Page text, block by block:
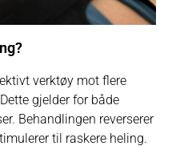
verktøy mot flere
gjelder for både
Behandlingen reverserer
til raskere heling.